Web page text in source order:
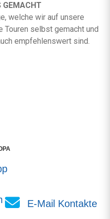
GEMACHT
welche wir auf unsere
Touren selbst gemacht und
empfehlenswert sind.
E-Mail Kontakte